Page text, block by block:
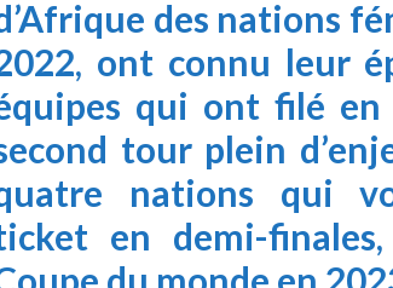
des nations
ont connu leur
qui ont filé
tour plein
nations qui
en demi-
du monde en